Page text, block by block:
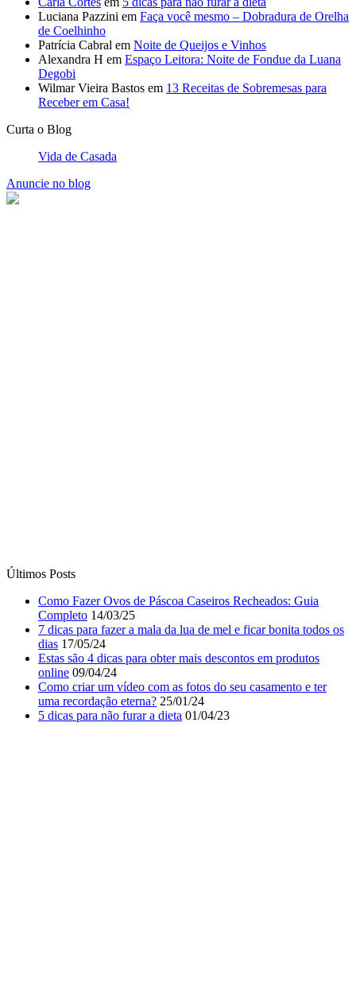
Luciana PazziniemFaça você mesmo – Dobradura de Orelha
de Coelhinho
Patrícia Cabral
Alexandra HemEspaço Leitora: Noite de Fondue da Luana
Degobi
Wilmar Vieira Bastos
Receber em Casa!
Últimos Posts
Como Fazer Ovos de Páscoa Caseiros Recheados: Guia
Completo 14/03/25
7 dicas para fazer a mala da lua de mel e ficar bonita todos os
dias 17/05/24
Estas são 4 dicas para obter mais descontos em produtos
online 09/04/24
Como criar um vídeo com as fotos do seu casamento e ter
uma recordação eterna? 25/01/24
5 dicas para não furar a dieta 01/04/23